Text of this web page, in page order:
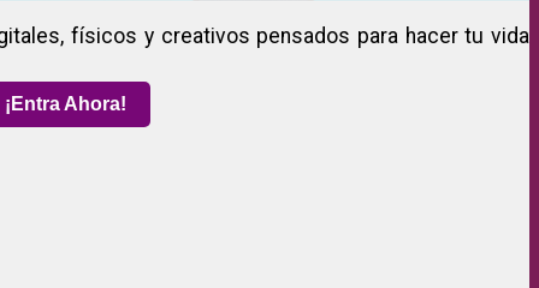
físicos y creativos pensados para hacer tu vida
¡Entra Ahora!